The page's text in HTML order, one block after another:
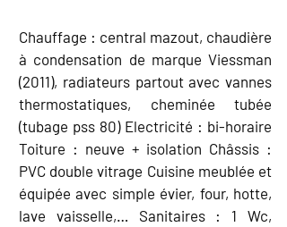
Chauffage : central mazout, chaudière
à condensation de marque Viessman
(2011), radiateurs partout avec vannes
thermostatiques, cheminée tubée
(tubage pss 80) Electricité : bi-horaire
Toiture : neuve + isolation Châssis :
PVC double vitrage Cuisine meublée et
équipée avec simple évier, four, hotte,
lave vaisselle,… Sanitaires : 1 Wc,